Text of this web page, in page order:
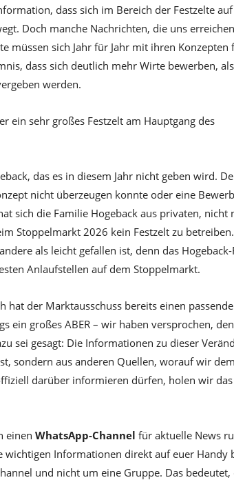
dass sich im Bereich der Festzelte
Doch manche Nachrichten, die uns
müssen sich Jahr für Jahr mit ihren Konzepten
dass sich deutlich mehr Wirte bewerben, als
werden.
ein sehr großes Festzelt am Hauptgang des
das es in diesem Jahr nicht geben wird.
nicht überzeugen konnte oder eine
sich die Familie Hogeback aus privaten, nicht
Stoppelmarkt 2026 kein Festzelt zu
als leicht gefallen ist, denn das
Anlaufstellen auf dem Stoppelmarkt.
der Marktausschuss bereits einen
ein großes ABER – wir haben versprochen,
sei gesagt: Die Informationen zu dieser
sondern aus anderen Quellen, worauf wir
darüber informieren dürfen, holen wir das
einen WhatsApp-Channel für aktuelle News
wichtigen Informationen direkt auf euer Handy
und nicht um eine Gruppe. Das bedeutet,